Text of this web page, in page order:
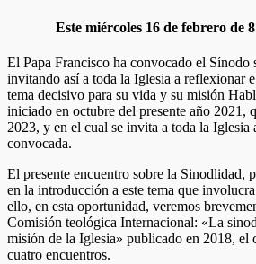
Este miércoles 16 de febrero de
El Papa Francisco ha convocado el Sínodo
invitando así a toda la Iglesia a reflexionar
tema decisivo para su vida y su misión
iniciado en octubre del presente año 2021,
2023, y en el cual se invita a toda la Iglesia
convocada.
El presente encuentro sobre la Sinodlidad,
en la introducción a este tema que
ello, en esta oportunidad, veremos
Comisión teológica Internacional: «La
misión de la Iglesia» publicado en 2018, el
cuatro encuentros.